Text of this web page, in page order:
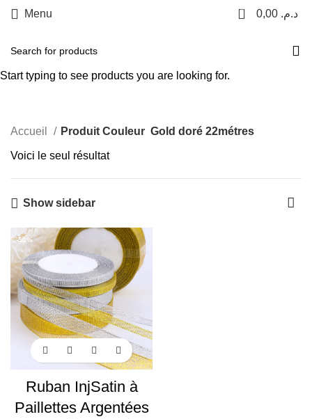
Menu 0 د.م.
Gold doré 22métres
Categories
Accueil Produit Couleur Gold doré 22métres
Voici le seul résultat
Show sidebar
-50%
Ruban InjSatin à
Paillettes Argentées
Start typing to see products you are looking for.